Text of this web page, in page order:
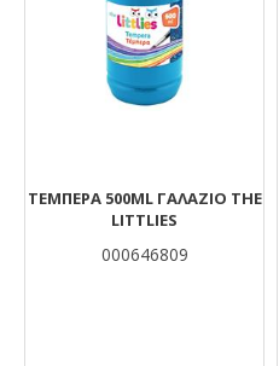
ΤΈΜΠΕΡΑ 500ML ΓΑΛΆΖΙΟ THE
LITTLIES
000646809